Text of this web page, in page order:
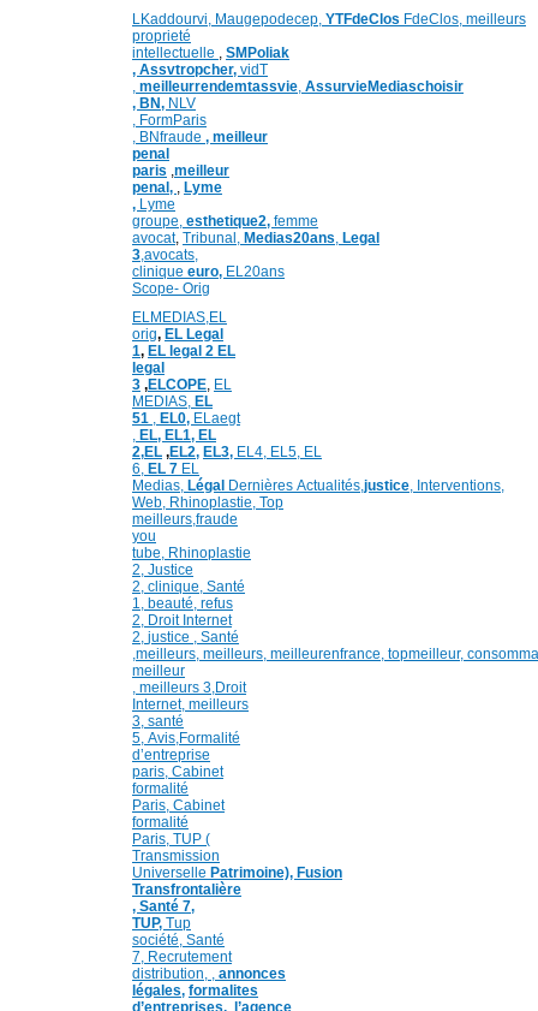
LKaddourvi, Maugepodecep, YTFdeClos FdeClos, meilleurs
proprieté
intellectuelle
SMPoliak
, Assvtropcher, vidT
meilleurrendemtassvie AssurvieMediaschoisir
, BN, NLV
FormParis
BNfraude , meilleur
penal
paris meilleur
penal,
Lyme
, Lyme
groupe, esthetique2, femme
avocat, Tribunal, Medias20ans Legal
3 avocats,
clinique euro, EL20ans
Scope- Orig
ELMEDIAS, EL
orig, EL Legal
1, EL legal 2 EL
legal
3 ,ELCOPE EL
MEDIAS, EL
51
EL0, ELaegt
EL, EL1, EL
2,EL ,EL2, EL3, EL4, EL5, EL
6, EL 7 EL
Medias, Légal Dernières Actualités, justice Interventions,
Web, Rhinoplastie Top
meilleurs fraude
you
tube Rhinoplastie
2 Justice
2 clinique Santé
1
, beauté, refus
2 Droit Internet
2 justice , Santé
meilleurs meilleurs meilleurenfrance, topmeilleur,
meilleur
meilleurs 3, Droit
Internet, meilleurs
3, santé
5, Avis Formalité
d’entreprise
paris, Cabinet
formalité
Paris, Cabinet
formalité
Paris, TUP (
Transmission
Universelle Patrimoine), Fusion
Transfrontalière
, Santé 7,
TUP, Tup
société, Santé
7, Recrutement
distribution,
annonces
légales, formalites
d’entreprises, l’agence